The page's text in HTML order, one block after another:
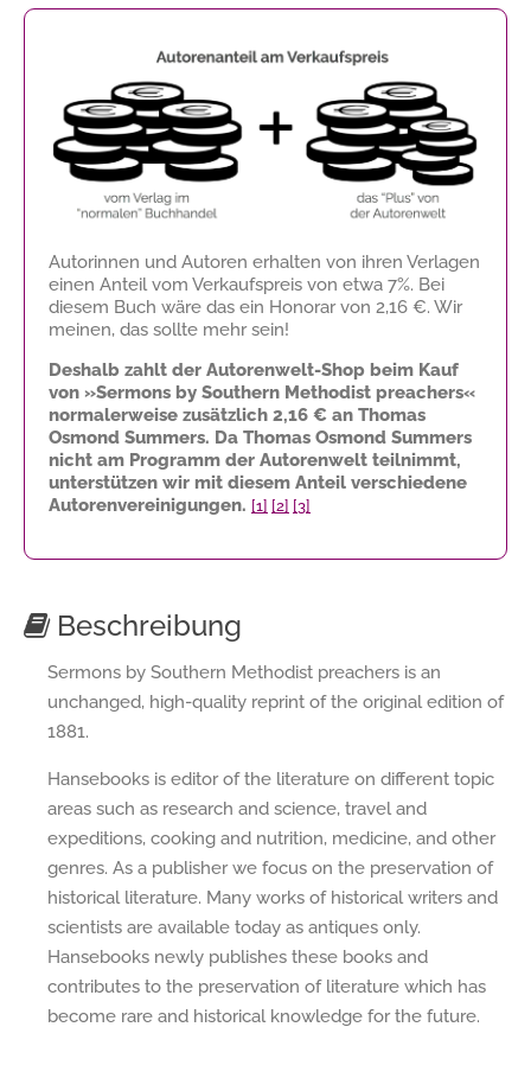
Autorinnen und Autoren erhalten von ihren Verlagen
einen Anteil vom Verkaufspreis von etwa 7%. Bei
diesem Buch wäre das ein Honorar von 2,16 €. Wir
meinen, das sollte mehr sein!
Deshalb zahlt der Autorenwelt-Shop beim Kauf
von »Sermons by Southern Methodist preachers«
normalerweise zusätzlich 2,16 € an Thomas
Osmond Summers. Da Thomas Osmond Summers
nicht am Programm der Autorenwelt teilnimmt,
unterstützen wir mit diesem Anteil verschiedene
Autorenvereinigungen. [1] [2] [3]
Beschreibung
Sermons by Southern Methodist preachers is an
unchanged, high-quality reprint of the original edition of
1881.
Hansebooks is editor of the literature on different topic
areas such as research and science, travel and
expeditions, cooking and nutrition, medicine, and other
genres. As a publisher we focus on the preservation of
historical literature. Many works of historical writers and
scientists are available today as antiques only.
Hansebooks newly publishes these books and
contributes to the preservation of literature which has
become rare and historical knowledge for the future.